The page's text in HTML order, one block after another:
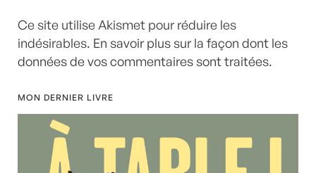
Ce site utilise Akismet pour réduire les
indésirables. En savoir plus sur la façon dont les
données de vos commentaires sont traitées.
MON DERNIER LIVRE